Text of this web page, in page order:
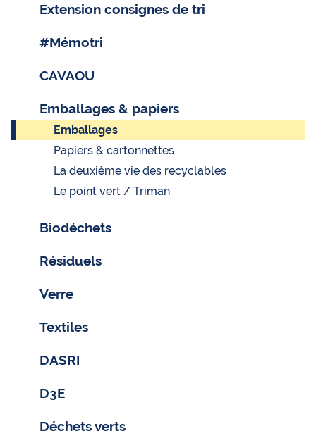
Extension consignes de tri
#Mémotri
CAVAOU
Emballages & papiers
Emballages
Papiers & cartonnettes
La deuxième vie des recyclables
Le point vert / Triman
Biodéchets
Résiduels
Verre
Textiles
DASRI
D3E
Déchets verts